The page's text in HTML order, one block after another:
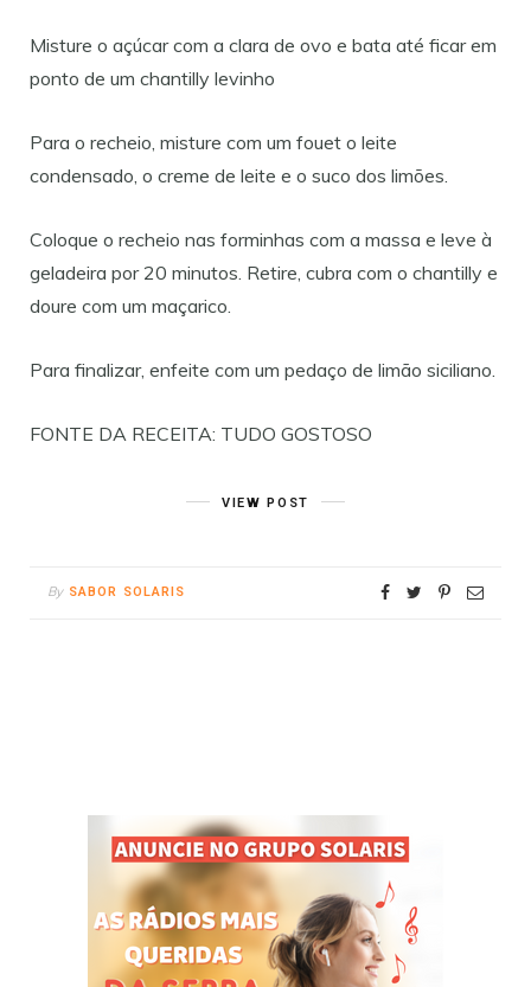
Misture o açúcar com a clara de ovo e bata até ficar em
ponto de um chantilly levinho
Para o recheio, misture com um fouet o leite
condensado, o creme de leite e o suco dos limões.
Coloque o recheio nas forminhas com a massa e leve à
geladeira por 20 minutos. Retire, cubra com o chantilly e
doure com um maçarico.
Para finalizar, enfeite com um pedaço de limão siciliano.
FONTE DA RECEITA: TUDO GOSTOSO
VIEW POST
By SABOR SOLARIS